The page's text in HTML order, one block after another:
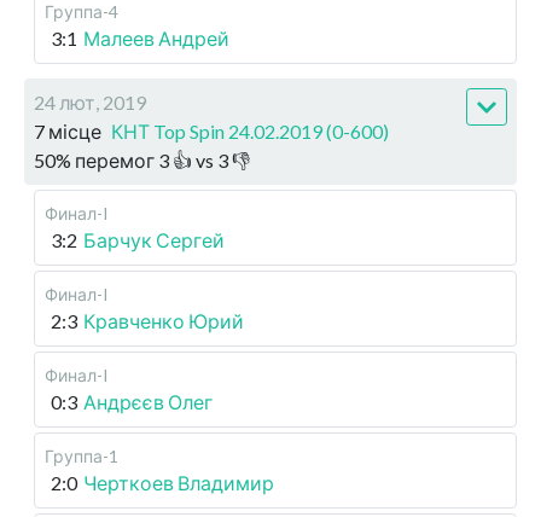
Группа-4
3:1 Малеев Андрей
24 лют, 2019
7 місце КНТ Top Spin 24.02.2019 (0-600)
50% перемог 3 👍 vs 3👎
Финал-I
3:2 Барчук Сергей
Финал-I
2:3 Кравченко Юрий
Финал-I
0:3 Андрєєв Олег
Группа-1
2:0 Черткоев Владимир